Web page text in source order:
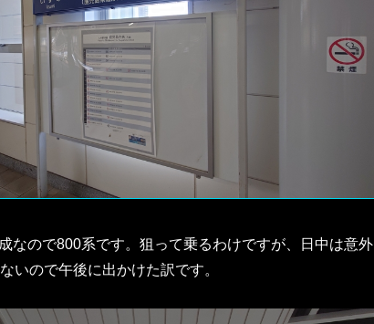
なので800系です。狙って乗るわけですが、日中は意外
いので午後に出かけた訳です。